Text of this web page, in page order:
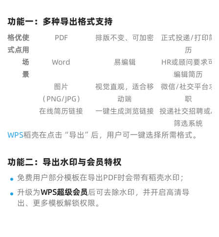
功能一：多种导出格式支持
格
式
优
点
使
用
场
景
PDF 排版不变、可加密
正式投递/打印简
历
Word
易编辑
HR或顾问要求可
编辑简历
图片
（PNG/JPG）
视觉直观，适合移
动端
微信/社交平台求
职
在线简历链接
一键生成浏览链接 投递社交招聘或AI
筛选系统
WPS稻壳在点击“导出”后，用户可一键选择所需格式。
功能二：导出水印与会员特权
免费用户部分模板在导出PDF时会带有稻壳水印；
升级为WPS超级会员后可去除水印，并开启高清导
出、更多模板解锁权限。